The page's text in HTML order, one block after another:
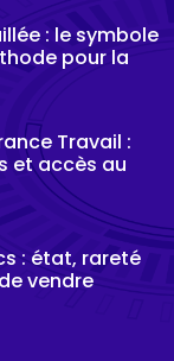
: le symbole
pour la
Travail :
et accès au
: état, rareté
vendre